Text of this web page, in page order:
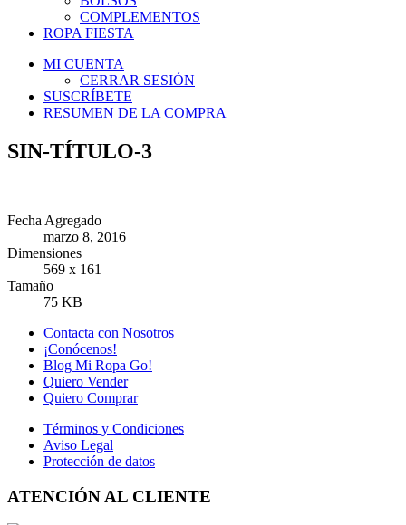
COMPLEMENTOS
ROPA FIESTA
MI CUENTA
CERRAR SESIÓN
SUSCRÍBETE
RESUMEN DE LA COMPRA
SIN-TÍTULO-3
Fecha Agregado
marzo 8, 2016
Dimensiones
569 x 161
Tamaño
75 KB
Contacta con Nosotros
¡Conócenos!
Blog Mi Ropa Go!
Quiero Vender
Quiero Comprar
Términos y Condiciones
Aviso Legal
Protección de datos
ATENCIÓN AL CLIENTE